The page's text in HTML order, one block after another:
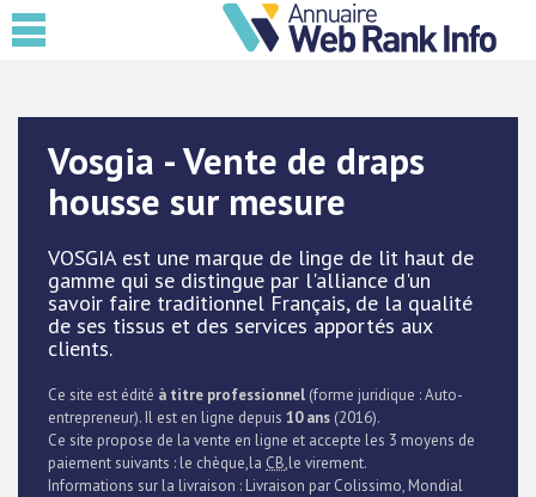
Vosgia - Vente de draps
housse sur mesure
VOSGIA est une marque de linge de lit haut de
gamme qui se distingue par l'alliance d'un
savoir faire traditionnel Français, de la qualité
de ses tissus et des services apportés aux
clients.
Ce site est édité à titre professionnel (forme juridique : Auto-
entrepreneur). Il est en ligne depuis 10 ans (2016).
Ce site propose de la vente en ligne et accepte les 3 moyens de
paiement suivants : le chèque,la CB,le virement.
Informations sur la livraison : Livraison par Colissimo, Mondial